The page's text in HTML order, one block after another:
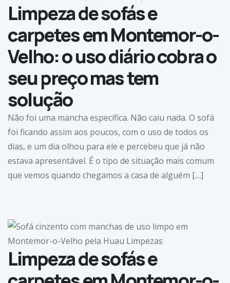
Limpeza de sofás e
carpetes em Montemor-o-
Velho: o uso diário cobra o
seu preço mas tem
solução
Não foi uma mancha específica. Não caiu nada. O sofá
foi ficando assim aos poucos, com o uso de todos os
dias, e um dia olhou para ele e percebeu que já não
estava apresentável. É o tipo de situação mais comum
que vemos quando chegamos a casa de alguém […]
Limpeza de sofás e